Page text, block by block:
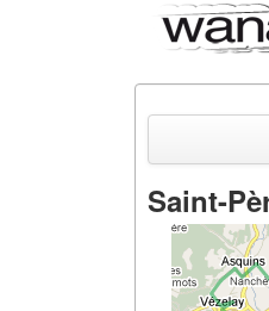
Tests
Saint-